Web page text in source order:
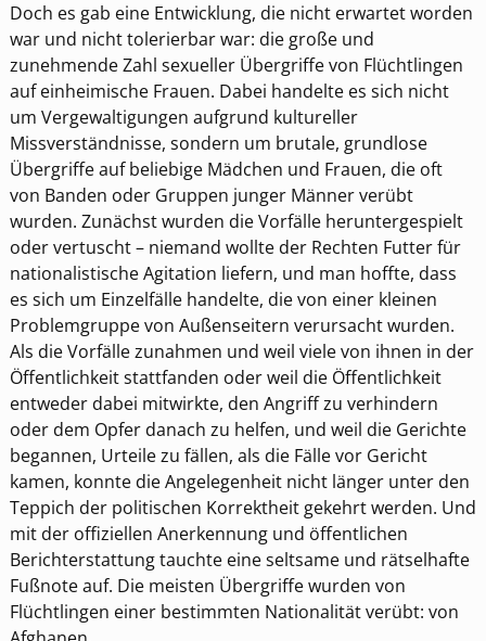
Doch es gab eine Entwicklung, die nicht erwartet worden
war und nicht tolerierbar war: die große und
zunehmende Zahl sexueller Übergriffe von Flüchtlingen
auf einheimische Frauen. Dabei handelte es sich nicht
um Vergewaltigungen aufgrund kultureller
Missverständnisse, sondern um brutale, grundlose
Übergriffe auf beliebige Mädchen und Frauen, die oft
von Banden oder Gruppen junger Männer verübt
wurden. Zunächst wurden die Vorfälle heruntergespielt
oder vertuscht – niemand wollte der Rechten Futter für
nationalistische Agitation liefern, und man hoffte, dass
es sich um Einzelfälle handelte, die von einer kleinen
Problemgruppe von Außenseitern verursacht wurden.
Als die Vorfälle zunahmen und weil viele von ihnen in der
Öffentlichkeit stattfanden oder weil die Öffentlichkeit
entweder dabei mitwirkte, den Angriff zu verhindern
oder dem Opfer danach zu helfen, und weil die Gerichte
begannen, Urteile zu fällen, als die Fälle vor Gericht
kamen, konnte die Angelegenheit nicht länger unter den
Teppich der politischen Korrektheit gekehrt werden. Und
mit der offiziellen Anerkennung und öffentlichen
Berichterstattung tauchte eine seltsame und rätselhafte
Fußnote auf. Die meisten Übergriffe wurden von
Flüchtlingen einer bestimmten Nationalität verübt: von